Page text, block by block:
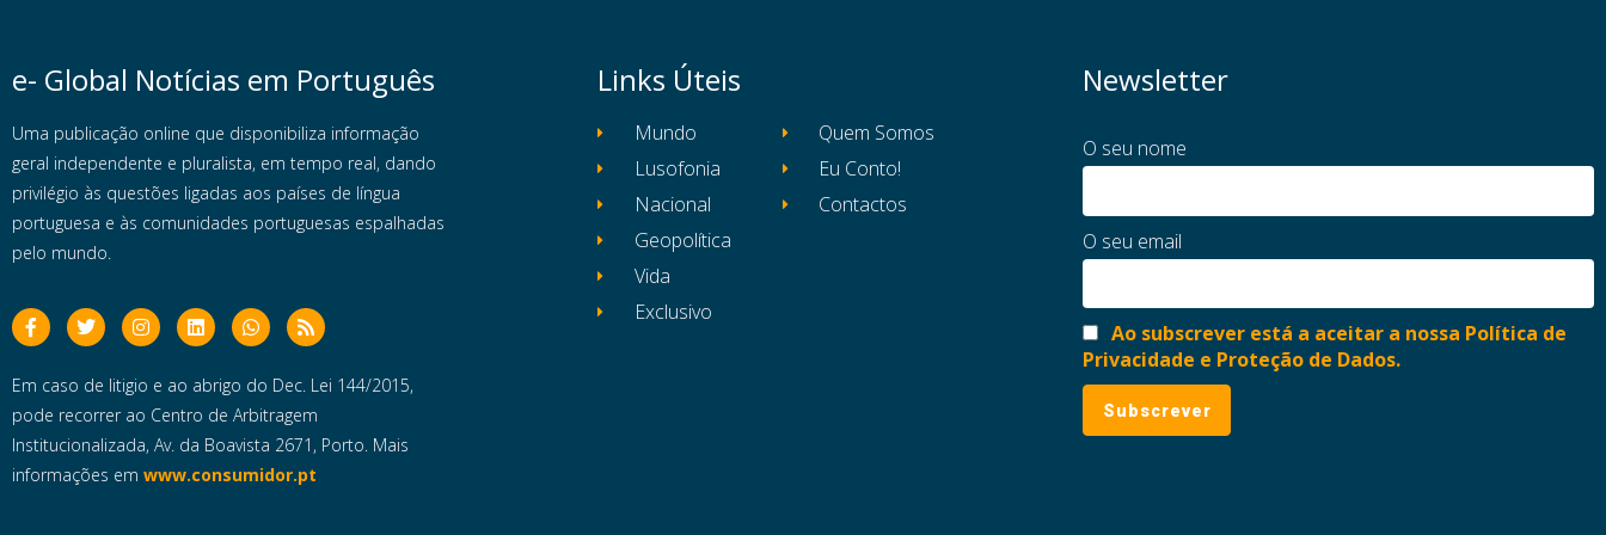
e- Global Notícias em Português
Uma publicação online que disponibiliza informação
geral independente e pluralista, em tempo real, dando
privilégio às questões ligadas aos países de língua
portuguesa e às comunidades portuguesas espalhadas
pelo mundo.
Em caso de litigio e ao abrigo do Dec. Lei 144/2015,
pode recorrer ao Centro de Arbitragem
Institucionalizada, Av. da Boavista 2671, Porto. Mais
informações em www.consumidor.pt
Links Úteis
Mundo
Lusofonia
Nacional
Geopolítica
Vida
Exclusivo
Quem Somos
Eu Conto!
Contactos
Newsletter
O seu nome
O seu email
Ao subscrever está a aceitar a nossa Política de
Privacidade e Proteção de Dados.